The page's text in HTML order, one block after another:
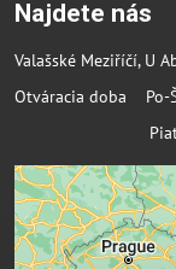
Najdete nás
Valašské Meziříčí, U
Otváracia doba Po-
Piatok